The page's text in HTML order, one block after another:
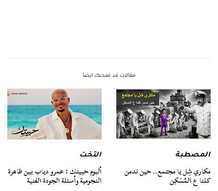
مقالات قد تعجبك ايضا
المصطبة
مكاري شِل يا مجتمع.. حين ندمن
كلنا ع المُسَكِن
التخت
ألبوم حبيتك : عمرو دياب بين ظاهرة
النجومية وأسئلة الجودة الفنية